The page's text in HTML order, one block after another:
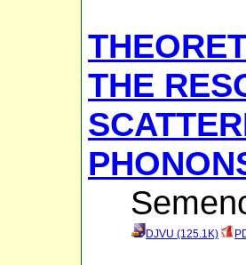
THE
DJVU (125.1K)